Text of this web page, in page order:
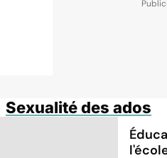
Sexualité des ados